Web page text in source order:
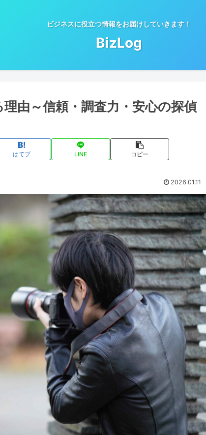
ビジネスに役立つ情報をお届けしていきます！
BizLog
由～信頼・調査力・安心の探偵
はてブ LINE コピー
2026.01.11